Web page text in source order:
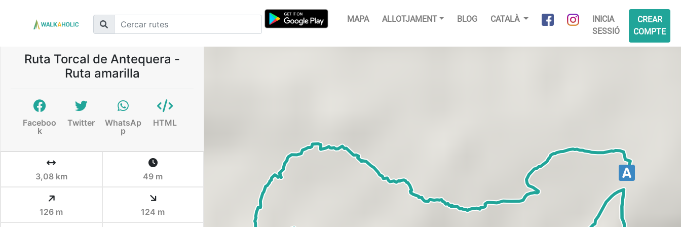
MAPA ALLOTJAMENT BLOG CATALÀ
INICIA
SESSIÓ
CREAR
COMPTE
Ruta Torcal de Antequera -
Ruta amarilla
Faceboo
k
Twitter
WhatsAp
p
HTML
3,08 km 49 m
126 m 124 m